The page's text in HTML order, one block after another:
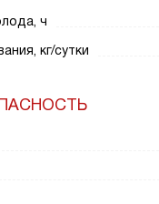
ч
кг/сутки